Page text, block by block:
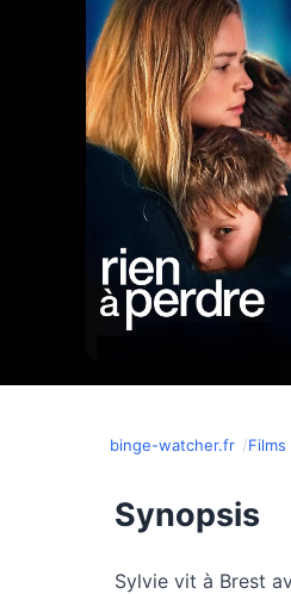
binge-watcher.fr Films
Synopsis
Sylvie vit à Brest